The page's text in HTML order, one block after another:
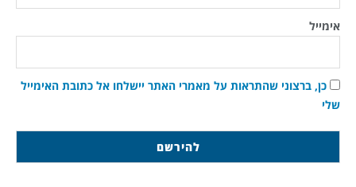
אימייל
כן, ברצוני שהתראות על מאמרי האתר יישלחו אל כתובת האימייל
שלי